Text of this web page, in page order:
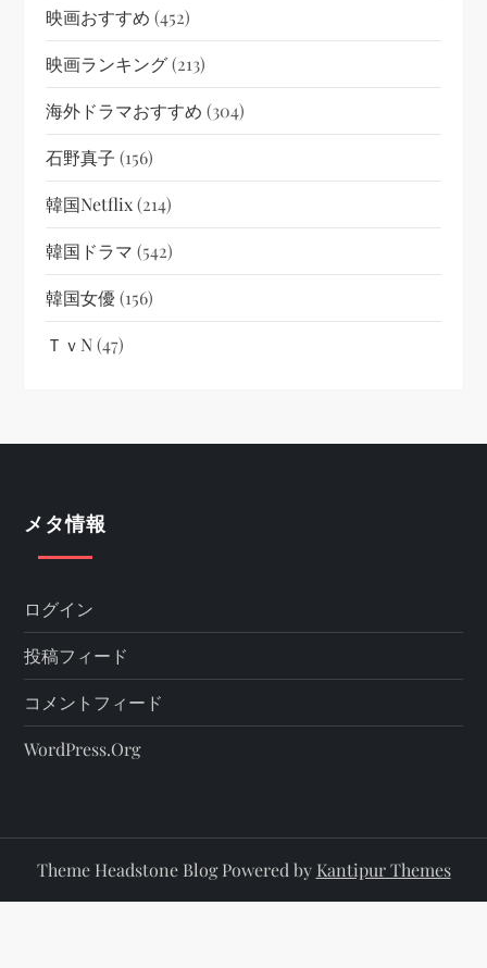
映画おすすめ (452)
映画ランキング(213)
海外ドラマおすすめ (304)
石野真子 (156)
韓国netflix(214)
韓国ドラマ (542)
韓国女優(156)
ＴｖN(47)
メタ情報
ログイン
投稿フィード
コメントフィード
WordPress.org
Theme Headstone Blog Powered by Kantipur Themes